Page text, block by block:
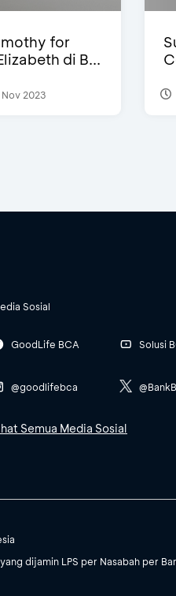
for
di B...
2023
Sosial
GoodLife BCA
@goodlifebca
Solusi
Semua Media Sosial
dijamin LPS per Nasabah per